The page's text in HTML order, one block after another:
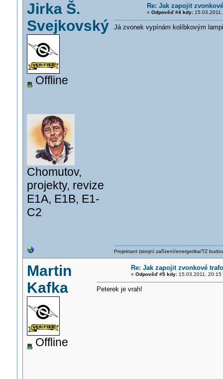
Jirka Š.
Svejkovský
Offline
Chomutov,
projekty, revize
E1A, E1B, E1-
C2
Re: Jak zapojit
« Odpověď #4 kdy:15.03.2011,
Já zvonek vypínám kolíbkovým
Projektant (strojní zařízení/energetika/TZ
Martin
Kafka
Offline
Re: Jak zapojit zvonkové
« Odpověď #5 kdy:15.03.2011, 20:15
Peterek je vrah!